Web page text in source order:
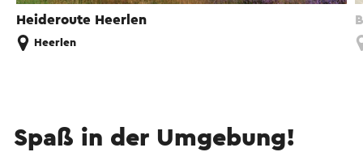
Heideroute Heerlen
Heerlen
Spaß in der Umgebung!